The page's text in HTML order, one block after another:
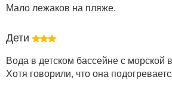
Мало лежаков на пляже.
Дети
Вода в детском бассейне с морской
Хотя говорили, что она